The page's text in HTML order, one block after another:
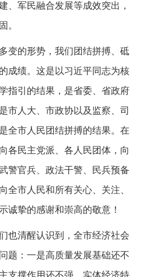
、军民融合发展等成效突出，
。
变的形势，我们团结拼搏、砥
成绩。这是以习近平同志为核
指引的结果，是省委、省政府
市人大、市政协以及监察、司
全市人民团结拼搏的结果。在
各民主党派、各人民团体，向
警官兵、政法干警、民兵预备
全市人民和所有关心、关注、
诚挚的感谢和崇高的敬意！
也清醒认识到，全市经济社会
题：一是高质量发展基础还不
支撑作用还不强，实体经济特